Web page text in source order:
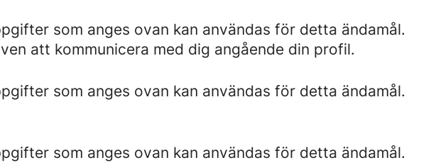
som anges ovan kan användas för detta ändamål.
att kommunicera med dig angående din profil.
som anges ovan kan användas för detta ändamål.
som anges ovan kan användas för detta ändamål.